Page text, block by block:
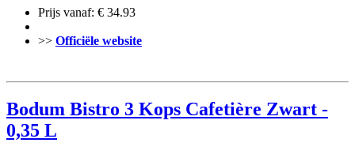
Prijs vanaf: € 34.93
>> Officiële website
Bodum Bistro 3 Kops Cafetière Zwart -
0,35 L